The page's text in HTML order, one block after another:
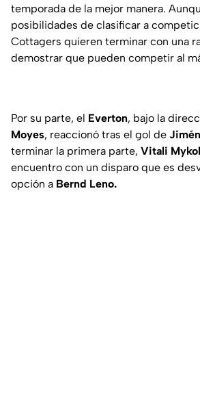
temporada de la mejor manera.
posibilidades de clasificar a
Cottagers quieren terminar con una
demostrar que pueden competir al
Por su parte, el Everton, bajo la
Moyes, reaccionó tras el gol de
terminar la primera parte, Vitali
encuentro con un disparo que es
opción a Bernd Leno.